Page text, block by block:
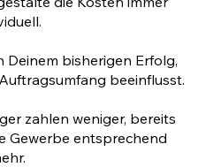
Deinem bisherigen Erfolg,
beeinflusst.
zahlen weniger, bereits
Gewerbe entsprechend